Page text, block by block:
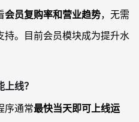
会员复购率和营业趋势，无需
。目前会员模块成为提升水
线？
序通常最快当天即可上线运